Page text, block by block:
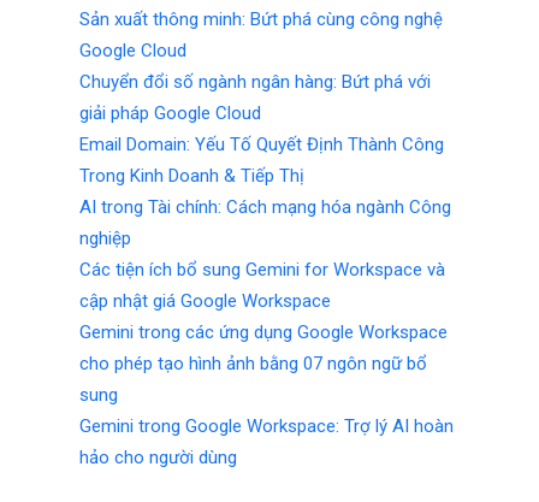
Sản xuất thông minh: Bứt phá cùng công nghệ
Google Cloud
Chuyển đổi số ngành ngân hàng: Bứt phá với
giải pháp Google Cloud
Email Domain: Yếu Tố Quyết Định Thành Công
Trong Kinh Doanh & Tiếp Thị
AI trong Tài chính: Cách mạng hóa ngành Công
nghiệp
Các tiện ích bổ sung Gemini for Workspace và
cập nhật giá Google Workspace
Gemini trong các ứng dụng Google Workspace
cho phép tạo hình ảnh bằng 07 ngôn ngữ bổ
sung
Gemini trong Google Workspace: Trợ lý AI hoàn
hảo cho người dùng